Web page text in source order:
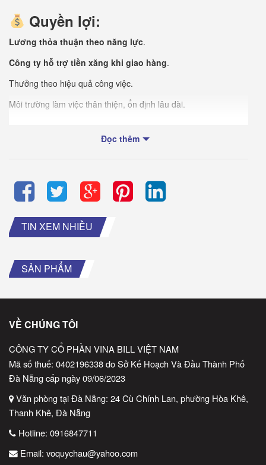
Quyền lợi:
Lương thỏa thuận theo năng lực.
Công ty hỗ trợ tiền xăng khi giao hàng.
Thưởng theo hiệu quả công việc.
Môi trường làm việc thân thiện, ổn định lâu dài.
Địa điểm làm việc: [Địa chỉ công ty]
Gửi CV về: [Email công ty]
Nếu bạn đang tìm một công việc
có hỗ trợ chi phí, hãy gia nhập
Đọc thêm
TIN XEM NHIỀU
SẢN PHẨM
VỀ CHÚNG TÔI
CÔNG TY CỔ PHẦN VINA BILL VIỆT NAM
Mã số thuế: 0402196338 do Sở Kế Hoạch Và Đầu Thành Phố
Đà Nẵng cấp ngày 09/06/2023
Văn phòng tại Đà Nẵng: 24 Cù Chính Lan, phường Hòa Khê,
Thanh Khê, Đà Nẵng
Hotline: 0916847711
Email: voquychau@yahoo.com